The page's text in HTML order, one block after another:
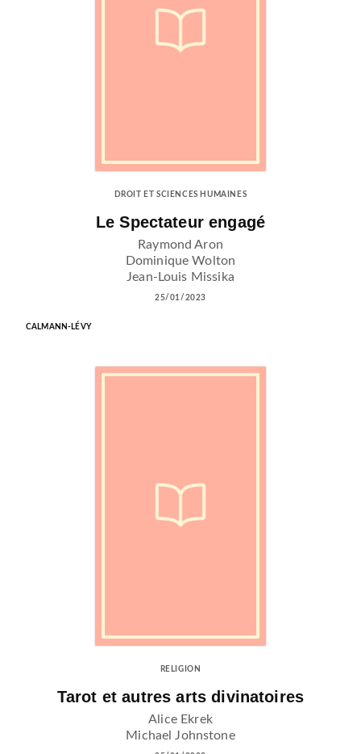
DROIT ET SCIENCES HUMAINES
Le Spectateur engagé
Raymond Aron
Dominique Wolton
Jean-Louis Missika
25/01/2023
CALMANN-LÉVY
RELIGION
Tarot et autres arts divinatoires
Alice Ekrek
Michael Johnstone